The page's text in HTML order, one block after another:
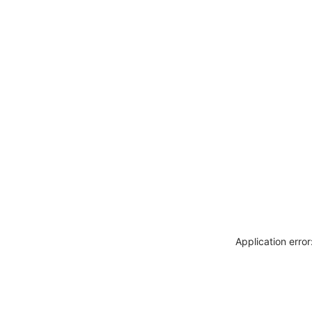
Application